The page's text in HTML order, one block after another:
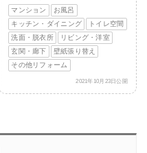
マンション
お風呂
キッチン・ダイニング
トイレ空間
洗面・脱衣所
リビング・洋室
玄関・廊下
壁紙張り替え
その他リフォーム
2021年10月23日公開